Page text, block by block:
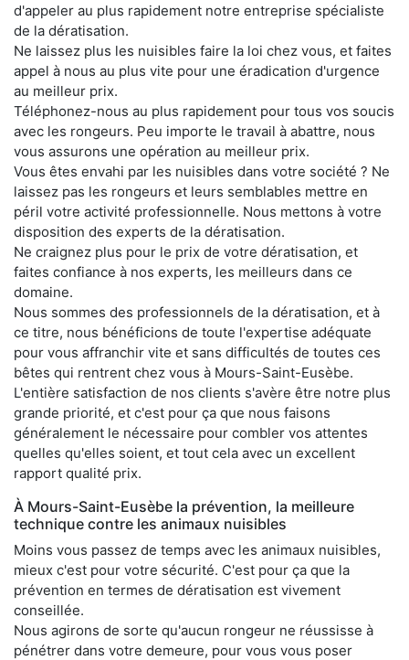
d'appeler au plus rapidement notre entreprise spécialiste
de la dératisation.
Ne laissez plus les nuisibles faire la loi chez vous, et faites
appel à nous au plus vite pour une éradication d'urgence
au meilleur prix.
Téléphonez-nous au plus rapidement pour tous vos soucis
avec les rongeurs. Peu importe le travail à abattre, nous
vous assurons une opération au meilleur prix.
Vous êtes envahi par les nuisibles dans votre société ? Ne
laissez pas les rongeurs et leurs semblables mettre en
péril votre activité professionnelle. Nous mettons à votre
disposition des experts de la dératisation.
Ne craignez plus pour le prix de votre dératisation, et
faites confiance à nos experts, les meilleurs dans ce
domaine.
Nous sommes des professionnels de la dératisation, et à
ce titre, nous bénéficions de toute l'expertise adéquate
pour vous affranchir vite et sans difficultés de toutes ces
bêtes qui rentrent chez vous à Mours-Saint-Eusèbe.
L'entière satisfaction de nos clients s'avère être notre plus
grande priorité, et c'est pour ça que nous faisons
généralement le nécessaire pour combler vos attentes
quelles qu'elles soient, et tout cela avec un excellent
rapport qualité prix.
À Mours-Saint-Eusèbe la prévention, la meilleure
technique contre les animaux nuisibles
Moins vous passez de temps avec les animaux nuisibles,
mieux c'est pour votre sécurité. C'est pour ça que la
prévention en termes de dératisation est vivement
conseillée.
Nous agirons de sorte qu'aucun rongeur ne réussisse à
pénétrer dans votre demeure, pour vous vous poser